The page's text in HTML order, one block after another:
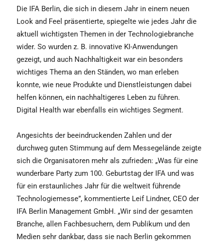
Die IFA Berlin, die sich in diesem Jahr in einem neuen
Look and Feel präsentierte, spiegelte wie jedes Jahr die
aktuell wichtigsten Themen in der Technologiebranche
wider. So wurden z. B. innovative KI-Anwendungen
gezeigt, und auch Nachhaltigkeit war ein besonders
wichtiges Thema an den Ständen, wo man erleben
konnte, wie neue Produkte und Dienstleistungen dabei
helfen können, ein nachhaltigeres Leben zu führen.
Digital Health war ebenfalls ein wichtiges Segment.
Angesichts der beeindruckenden Zahlen und der
durchweg guten Stimmung auf dem Messegelände zeigte
sich die Organisatoren mehr als zufrieden: „Was für eine
wunderbare Party zum 100. Geburtstag der IFA und was
für ein erstaunliches Jahr für die weltweit führende
Technologiemesse”, kommentierte Leif Lindner, CEO der
IFA Berlin Management GmbH. „Wir sind der gesamten
Branche, allen Fachbesuchern, dem Publikum und den
Medien sehr dankbar, dass sie nach Berlin gekommen